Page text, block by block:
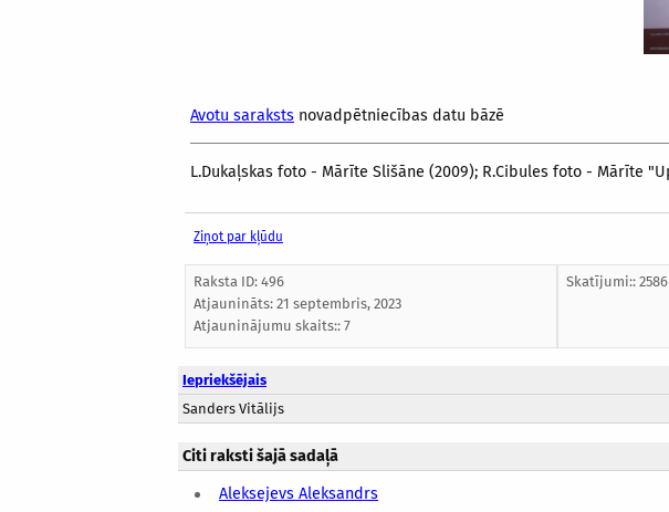
Avotu saraksts novadpētniecības datu bāzē
L.Dukaļskas foto - Mārīte Slišāne (2009); R.Cibules foto - Mārīte
Ziņot par kļūdu
Raksta ID: 496
Atjaunināts: 21 septembris, 2023
Atjauninājumu skaits:: 7
Skatījumi:: 2586
Iepriekšējais
Sanders Vitālijs
Citi raksti šajā sadaļā
Aleksejevs Aleksandrs